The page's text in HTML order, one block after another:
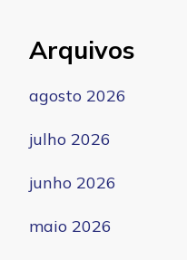
Arquivos
agosto 2026
julho 2026
junho 2026
maio 2026